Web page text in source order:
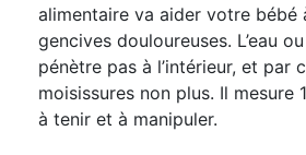
alimentaire va aider votre bébé
gencives douloureuses. L’eau
pénètre pas à l’intérieur, et par
moisissures non plus. Il mesure
à tenir et à manipuler.